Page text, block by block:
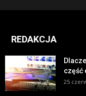
REDAKCJA
część
25